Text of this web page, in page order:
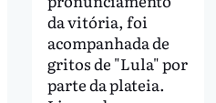
da vitória, foi
acompanhada de
gritos de "Lula" por
parte da plateia.